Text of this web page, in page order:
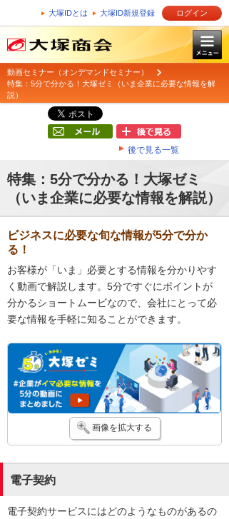
大塚IDとは 大塚ID新規登録 ログイン
動画セミナー（オンデマンドセミナー）
特集：5分で分かる！大塚ゼミ（いま企業に必要な情報を解
説）
後で見る一覧
特集：5分で分かる！大塚ゼミ
（いま企業に必要な情報を解説）
ビジネスに必要な旬な情報が5分で分か
る！
お客様が「いま」必要とする情報を分かりやす
く動画で解説します。5分ですぐにポイントが
分かるショートムービなので、会社にとって必
要な情報を手軽に知ることができます。
画像を拡大する
電子契約
電子契約サービスにはどのようなものがあるの